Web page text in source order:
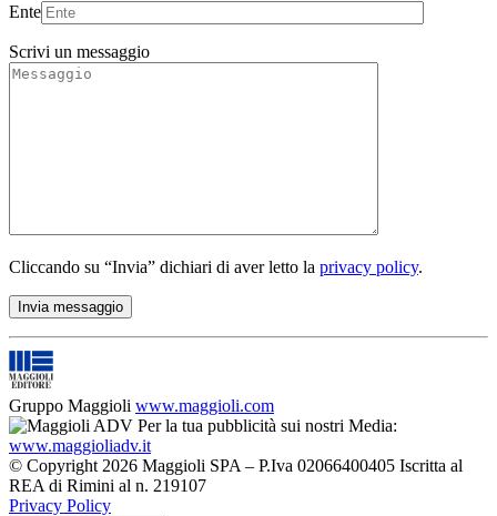
Ente
Scrivi un messaggio
Cliccando su “Invia” dichiari di aver letto la privacy policy.
Gruppo Maggioli www.maggioli.com
Per la tua pubblicità sui nostri Media:
www.maggioliadv.it
© Copyright 2026 Maggioli SPA – P.Iva 02066400405 Iscritta al
REA di Rimini al n. 219107
Privacy Policy